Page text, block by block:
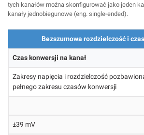
tych kanałów można skonfigurować jako jeden
kanały jednobiegunowe (eng. single-ended).
Bezszumowa rozdzielczość i
Czas konwersji na kanał
Zakresy napięcia i rozdzielczość
pełnego zakresu czasów konwersji
±39 mV